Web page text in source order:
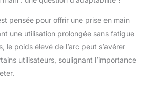
pensée pour offrir une prise en main
une utilisation prolongée sans fatigue
le poids élevé de l’arc peut s’avérer
utilisateurs, soulignant l’importance